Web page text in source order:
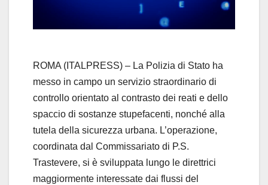
l
y
V
i
d
e
ROMA (ITALPRESS) – La Polizia di Stato ha
messo in campo un servizio straordinario di
controllo orientato al contrasto dei reati e dello
spaccio di sostanze stupefacenti, nonché alla
tutela della sicurezza urbana. L’operazione,
coordinata dal Commissariato di P.S.
Trastevere, si è sviluppata lungo le direttrici
maggiormente interessate dai flussi del